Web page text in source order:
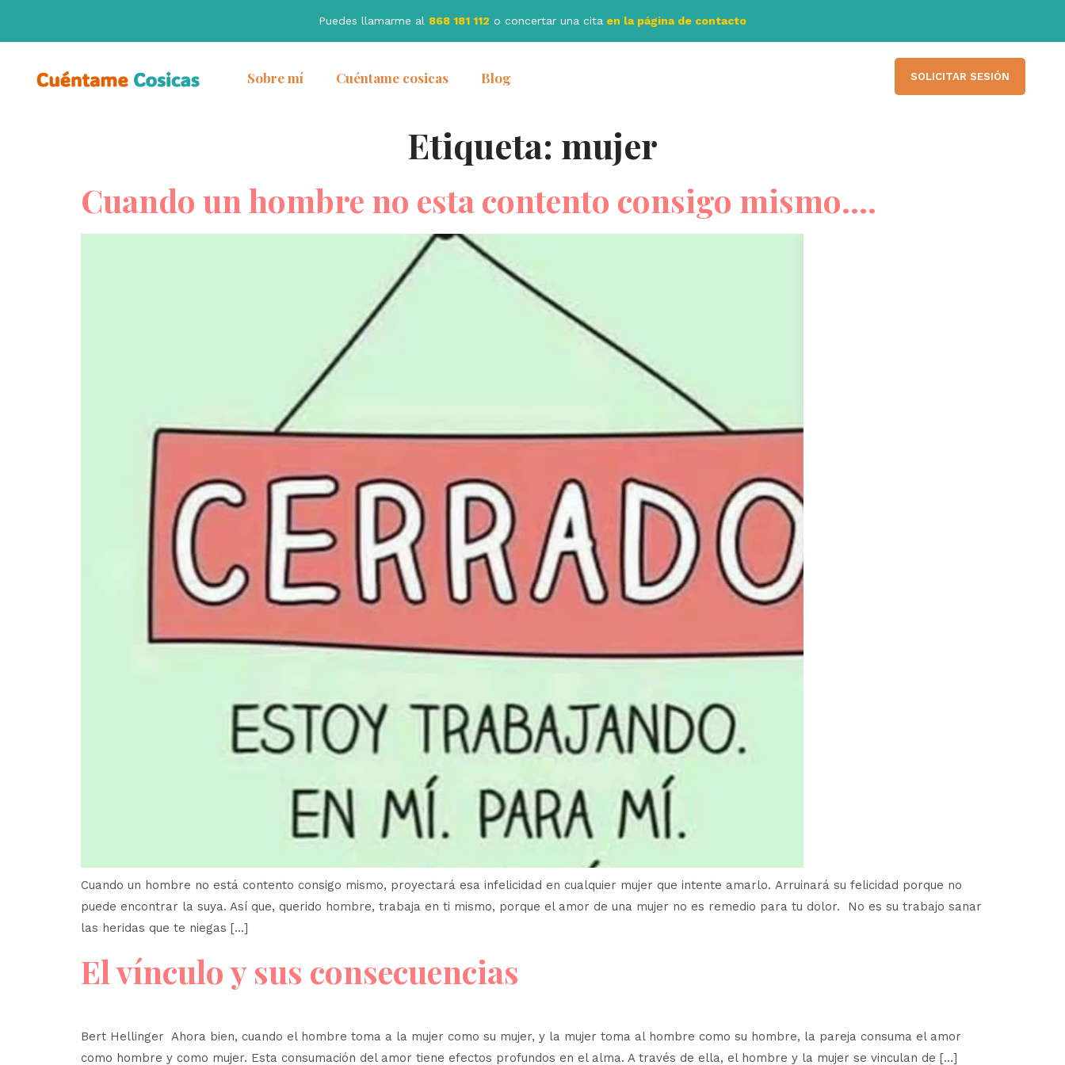
Puedes llamarme al 868 181 112 o concertar una cita en la página de contacto
Sobre mí Cuéntame cosicas Blog SOLICITAR SESIÓN
Etiqueta: mujer
Cuando un hombre no esta contento consigo mismo….
Cuando un hombre no está contento consigo mismo, proyectará esa infelicidad en cualquier mujer que intente amarlo. Arruinará su felicidad porque no
puede encontrar la suya. Así que, querido hombre, trabaja en ti mismo, porque el amor de una mujer no es remedio para tu dolor. No es su trabajo sanar
las heridas que te niegas […]
El vínculo y sus consecuencias
Bert Hellinger Ahora bien, cuando el hombre toma a la mujer como su mujer, y la mujer toma al hombre como su hombre, la pareja consuma el amor
como hombre y como mujer. Esta consumación del amor tiene efectos profundos en el alma. A través de ella, el hombre y la mujer se vinculan de […]